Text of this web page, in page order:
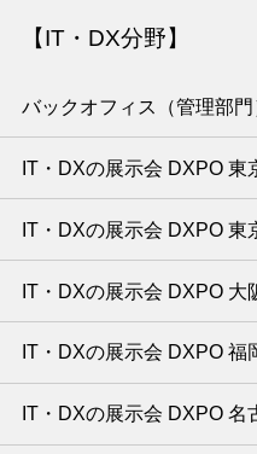
【IT・DX分野】
バックオフィス（管理部門
IT・DXの展示会 DXPO 東
IT・DXの展示会 DXPO 東
IT・DXの展示会 DXPO 大
IT・DXの展示会 DXPO 福
IT・DXの展示会 DXPO 名